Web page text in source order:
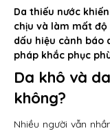
Da thiếu nước
chịu và làm mất
dấu hiệu cảnh báo
pháp khắc phục
Da khô và
không?
Nhiều người vẫn